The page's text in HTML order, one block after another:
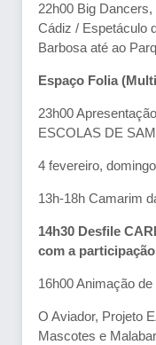
22h00 Big
Cádiz / Espetáculo
Barbosa até ao
Espaço Folia
23h00
ESCOLAS DE
4 fevereiro, domingo
13h-18h Camarim
14h30 Desfile
com a
16h00 Animação de
O Aviador, Projeto
Mascotes e